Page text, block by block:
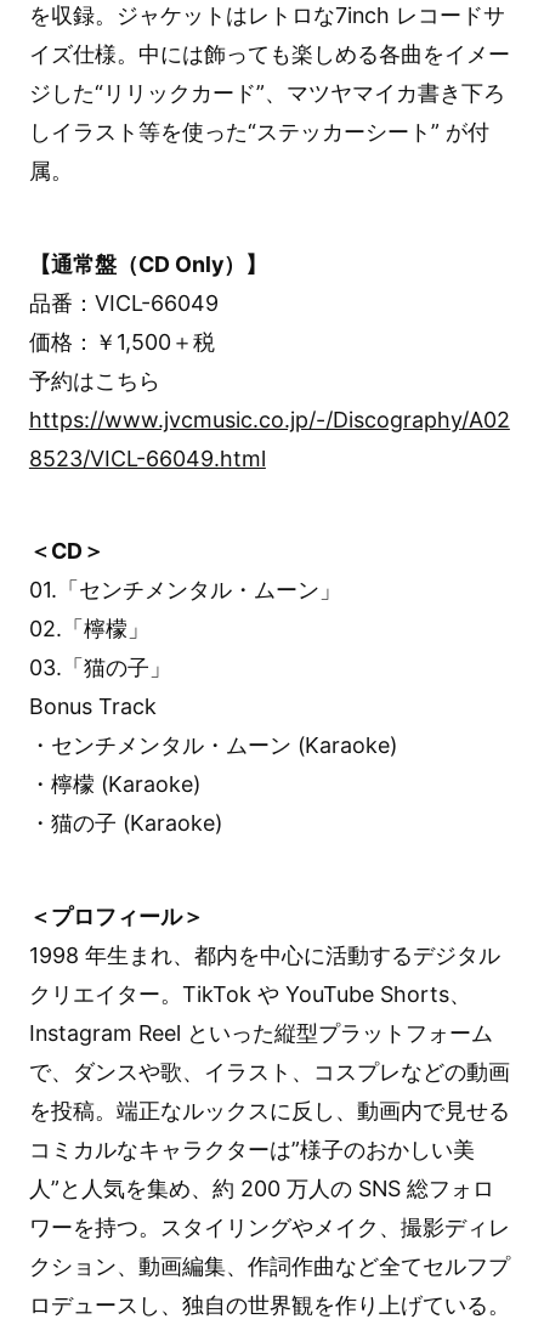
を収録。ジャケットはレトロな7inch レコードサ
イズ仕様。中には飾っても楽しめる各曲をイメー
ジした“リリックカード”、マツヤマイカ書き下ろ
しイラスト等を使った“ステッカーシート” が付
属。
【通常盤（CD Only）】
品番：VICL-66049
価格：￥1,500＋税
予約はこちら
https://www.jvcmusic.co.jp/-/Discography/A02
8523/VICL-66049.html
＜CD＞
01.「センチメンタル・ムーン」
02.「檸檬」
03.「猫の子」
Bonus Track
・センチメンタル・ムーン (Karaoke)
・檸檬 (Karaoke)
・猫の子 (Karaoke)
＜プロフィール＞
1998 年生まれ、都内を中心に活動するデジタル
クリエイター。TikTok や YouTube Shorts、
Instagram Reel といった縦型プラットフォーム
で、ダンスや歌、イラスト、コスプレなどの動画
を投稿。端正なルックスに反し、動画内で見せる
コミカルなキャラクターは”様子のおかしい美
人”と人気を集め、約 200 万人の SNS 総フォロ
ワーを持つ。スタイリングやメイク、撮影ディレ
クション、動画編集、作詞作曲など全てセルフプ
ロデュースし、独自の世界観を作り上げている。